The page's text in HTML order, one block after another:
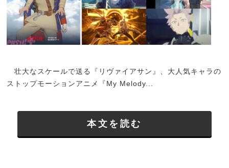
壮大なスケールで送る『リヴァイアサン』、大人気キャラの
ストップモーションアニメ『My Melody...
本文を読む